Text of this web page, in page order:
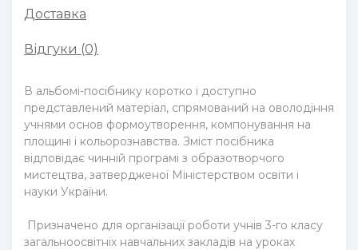
Доставка
Відгуки (0)
В альбомі-посібнику коротко і доступно
представлений матеріал, спрямований на оволодіння
учнями основ формоутворення, компонування на
площині і кольорознавства. Зміст посібника
відповідає чинній програмі з образотворчого
мистецтва, затвердженої Міністерством освіти і
науки України.
Призначено для організації роботи учнів 3-го класу
загальноосвітніх навчальних закладів на уроках